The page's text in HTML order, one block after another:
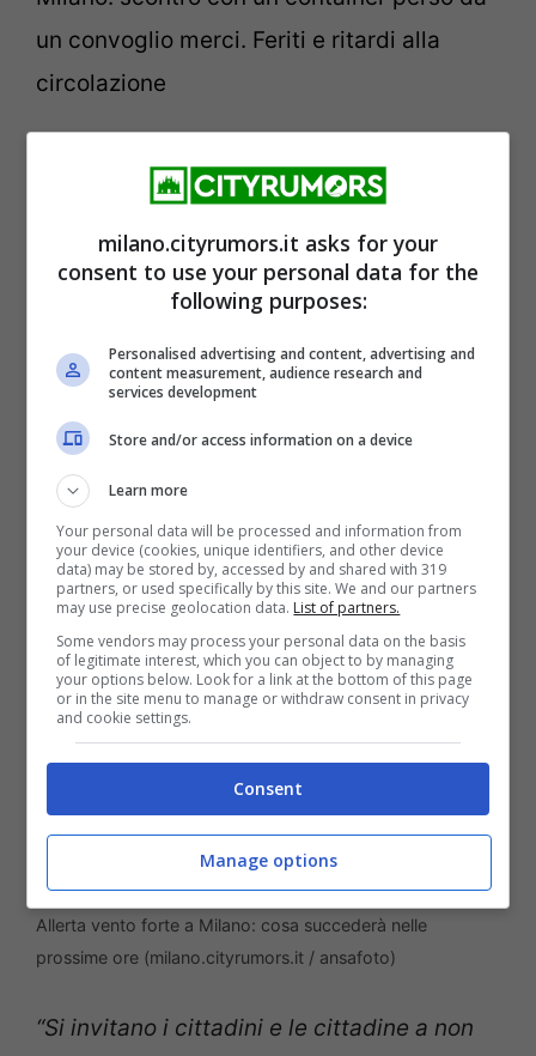
un convoglio merci. Feriti e ritardi alla
circolazione
Allerta meteo gialla
La Regione Lombardia, nel suo centro
funzionale monitoraggio rischi naturali, ha
un’allerta gialla per vento forte
Già in vigore, durerà fino alla mezzanotte
di sabato 14 settembre: per tutto questo
tempo, la Protezione Civile sarà attiva in
caso di necessità e di interventi sul
territorio.
Allerta vento forte a Milano: cosa succederà nelle
prossime ore (milano.cityrumors.it / ansafoto)
“Si invitano i cittadini e le cittadine a non
milano.cityrumors.it asks for your
consent to use your personal data for the
following purposes:
Personalised advertising and content, advertising and
content measurement, audience research and
services development
Store and/or access information on a device
Learn more
Your personal data will be processed and information from
your device (cookies, unique identifiers, and other device
data) may be stored by, accessed by and shared with 319
partners, or used specifically by this site. We and our partners
may use precise geolocation data. List of partners.
Some vendors may process your personal data on the basis
of legitimate interest, which you can object to by managing
your options below. Look for a link at the bottom of this page
or in the site menu to manage or withdraw consent in privacy
and cookie settings.
Consent
Manage options